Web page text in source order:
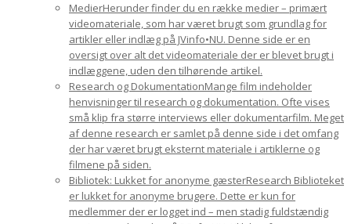
MedierHerunder finder du en række medier – primært
videomateriale, som har været brugt som grundlag for
artikler eller indlæg på JVinfo•NU. Denne side er en
oversigt over alt det videomateriale der er blevet brugt i
indlæggene, uden den tilhørende artikel.
Research og DokumentationMange film indeholder
henvisninger til research og dokumentation. Ofte vises
små klip fra større interviews eller dokumentarfilm. Meget
af denne research er samlet på denne side i det omfang
der har været brugt eksternt materiale i artiklerne og
filmene på siden.
Bibliotek: Lukket for anonyme gæsterResearch Biblioteket
er lukket for anonyme brugere. Dette er kun for
medlemmer der er logget ind – men stadig fuldstændig